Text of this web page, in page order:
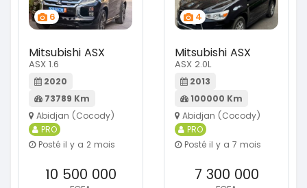
6
Mitsubishi ASX
ASX 1.6
2020
73789 Km
Abidjan (Cocody)
PRO
Posté il y a 2 mois
10 500 000
4
Mitsubishi ASX
ASX 2.0L
2013
100000 Km
Abidjan (Cocody)
PRO
Posté il y a 7 mois
7 300 000